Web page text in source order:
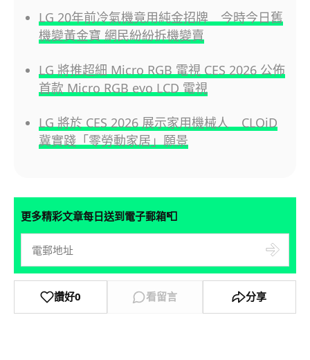
LG 20年前冷氣機竟用純金招牌 今時今日舊
機變黃金寶 網民紛紛拆機變賣
LG 將推超細 Micro RGB 電視 CES 2026 公佈
首款 Micro RGB evo LCD 電視
LG 將於 CES 2026 展示家用機械人 CLOiD
冀實踐「零勞動家居」願景
更多精彩文章每日送到電子郵箱📮
讚好0 看留言 分享